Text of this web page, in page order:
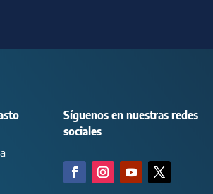
Síguenos en nuestras redes
sociales